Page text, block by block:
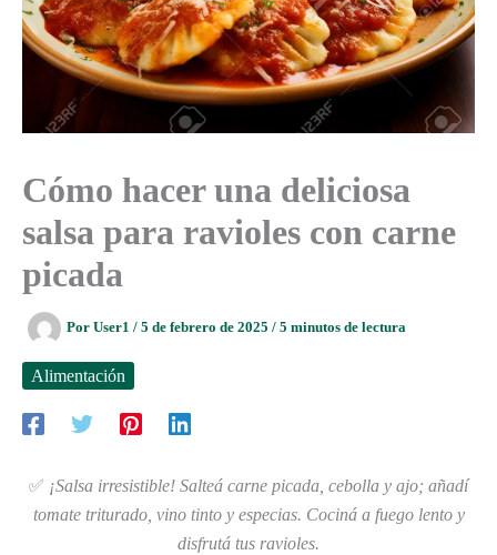
Cómo hacer una deliciosa
salsa para ravioles con carne
picada
Por User1 / 5 de febrero de 2025 / 5 minutos de lectura
Alimentación
✅ ¡Salsa irresistible! Salteá carne picada, cebolla y ajo; añadí
tomate triturado, vino tinto y especias. Cociná a fuego lento y
disfrutá tus ravioles.